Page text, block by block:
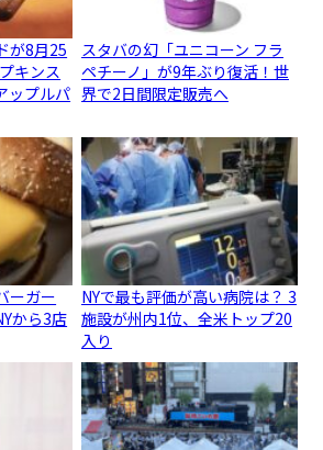
が8月25
キンス
ップルパ
スタバの幻「ユニコーン フラ
ペチーノ」が9年ぶり復活！世
界で2日間限定販売へ
ーガー
から3店
NYで最も評価が高い病院は？ 3
施設が州内1位、全米トップ20
入り